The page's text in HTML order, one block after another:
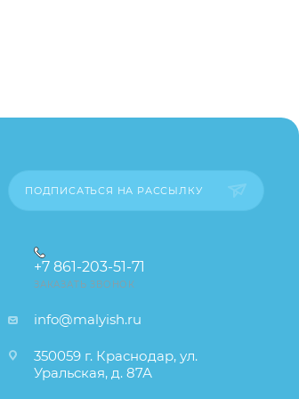
ПОДПИСАТЬСЯ НА РАССЫЛКУ
+7 861-203-51-71
ЗАКАЗАТЬ ЗВОНОК
info@malyish.ru
350059 г. Краснодар, ул.
Уральская, д. 87А